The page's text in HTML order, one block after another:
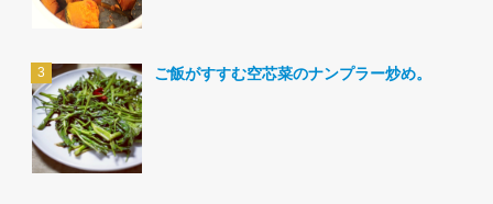
ご飯がすすむ空芯菜のナンプラー炒め。